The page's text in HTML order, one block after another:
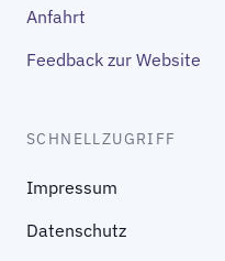
Anfahrt
Feedback zur Website
SCHNELLZUGRIFF
Impressum
Datenschutz